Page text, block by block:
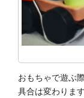
おもちゃで遊ぶ
具合は変わります